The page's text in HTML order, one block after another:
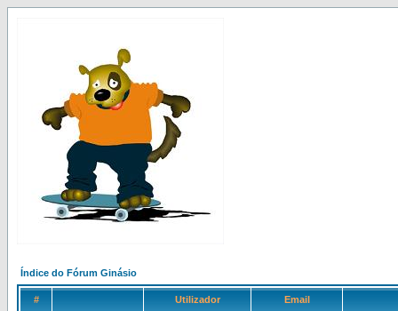
Índice do Fórum Ginásio
# Utilizador Email